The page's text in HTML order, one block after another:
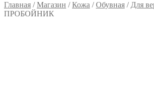
Главная /Магазин /Кожа /Обувная / Для
ПРОБОЙНИК